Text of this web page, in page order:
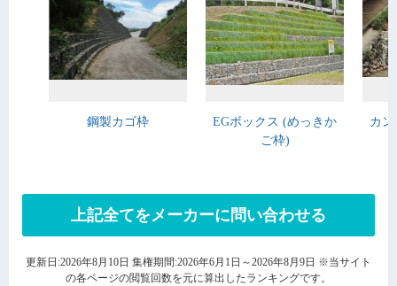
鋼製カゴ枠
EGボックス (めっきか
ご枠)
カ
上記全てをメーカーに問い合わせる
更新日:2026年8月10日 集権期間:2026年6月1日～2026年8月9日 ※当サイト
の各ページの閲覧回数を元に算出したランキングです。